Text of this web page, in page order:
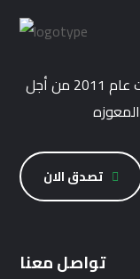
جمعية خيرية إجتماعية غير حكومية تأسست عام 2011 من أجل
تصدق الان
تواصل معنا